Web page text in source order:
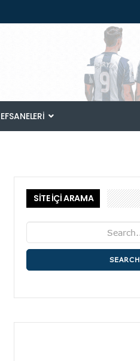
SİTE İÇİ ARAMA
SEARCH